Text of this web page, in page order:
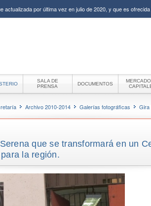
por última vez en julio de 2020, y que es
SALA DE
PRENSA
DOCUMENTOS
Archivo 2010-2014 Galerías fotográficas Gira
que se transformará en un
la región.